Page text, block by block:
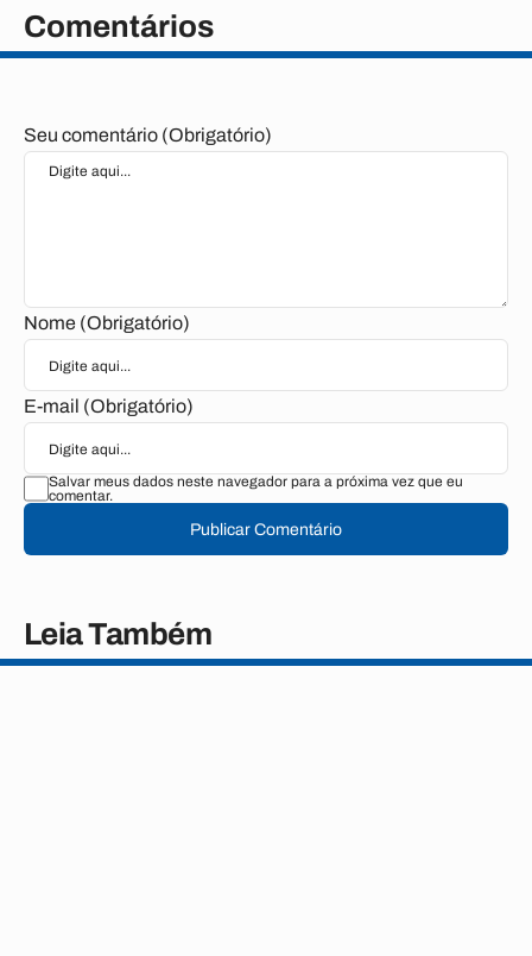
Comentários
Seu comentário (Obrigatório)
Nome (Obrigatório)
E-mail (Obrigatório)
Salvar meus dados neste navegador para a próxima vez que eu
comentar.
Publicar Comentário
Leia Também